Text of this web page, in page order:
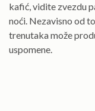
kafić, vidite zvezdu
noći. Nezavisno od
trenutaka može
uspomene.